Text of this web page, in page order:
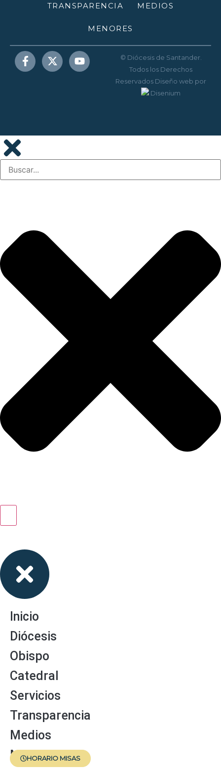
HORARIO MISAS
TRANSPARENCIA MEDIOS
MENORES
© Diócesis de Santander.
Todos los Derechos
Reservados Diseño web por
Disenium
Inicio
Diócesis
Obispo
Catedral
Servicios
Transparencia
Medios
Menores